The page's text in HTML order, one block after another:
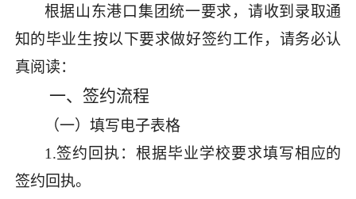
根据山东港口集团统一要求，请收到录取通
知的毕业生按以下要求做好签约工作，请务必认
真阅读：
一、 签约流程
（一）填写电子表格
1.签约回执：根据毕业学校要求填写相应的
签约回执。